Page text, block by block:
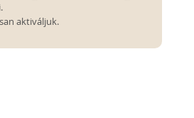
aktiváljuk.